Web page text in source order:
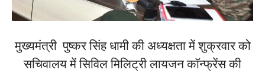
मुख्यमंत्री पुष्कर सिंह धामी की अध्यक्षता में शुक्रवार को
सचिवालय में सिविल मिलिट्री लायजन कॉन्फ्रेंस की